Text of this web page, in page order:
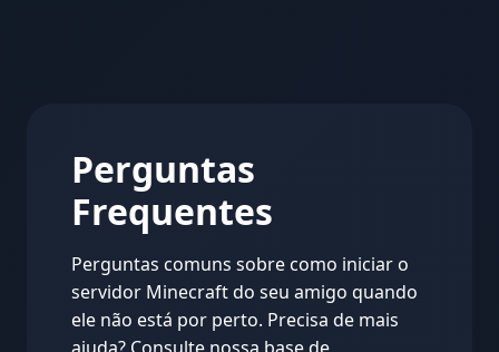
Perguntas
Frequentes
Perguntas comuns sobre como iniciar o
servidor Minecraft do seu amigo quando
ele não está por perto. Precisa de mais